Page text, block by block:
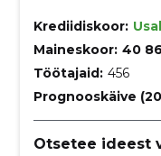
Krediidiskoor:
Maineskoor: 40
Töötajaid: 456
Prognooskäive
Otsetee ideest